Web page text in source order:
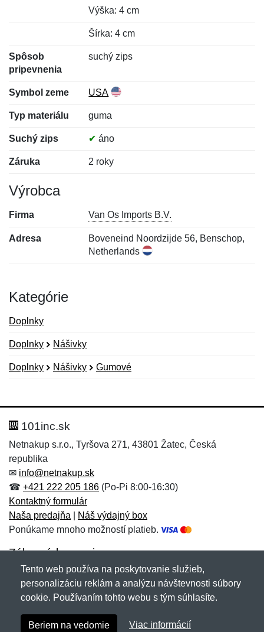
Výška: 4 cm
Šírka: 4 cm
Spôsob
pripevnenia
suchý zips
Symbol zeme USA
Typ materiálu guma
Suchý zips ✔ áno
Záruka 2 roky
Výrobca
Firma Van Os Imports B.V.
Adresa
Boveneind Noordzijde 56, Benschop,
Netherlands
Kategórie
Doplnky
Doplnky Nášivky
Doplnky Nášivky Gumové
Hodnotenie:
Meno:*
E-mail:
Správa*
Meno:
E-mail:*
Správa*
101inc.sk
Netnakup s.r.o., Tyršova 271, 43801 Žatec, Česká
republika
✉ info@netnakup.sk
☎ +421 222 205 186 (Po-Pi 8:00-16:30)
Kontaktný formulár
Naša predajňa
Náš výdajný box
Ponúkame mnoho možností platieb.
Zákaznícky servis
Novinky emailom
Copyright © 2007-2026 (19 rokov s vami)Netnakup.sk
Tento web používa na poskytovanie služieb,
personalizáciu reklám a analýzu návštevnosti súbory
cookie. Používaním tohto webu s tým súhlasíte.
Beriem na vedomie Viac informácií